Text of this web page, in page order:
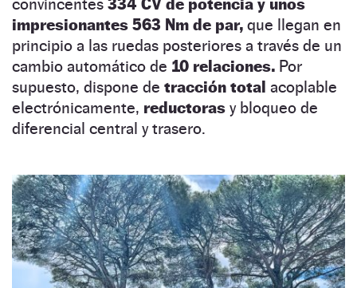
impresionantes 563 Nm de par, que llegan en
principio a las ruedas posteriores a través de un
cambio automático de 10 relaciones. Por
supuesto, dispone de tracción total acoplable
electrónicamente, reductoras y bloqueo de
diferencial central y trasero.